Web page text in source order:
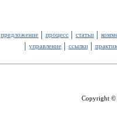
предложение процесс статьи
управление
ссылки
Copyright ©